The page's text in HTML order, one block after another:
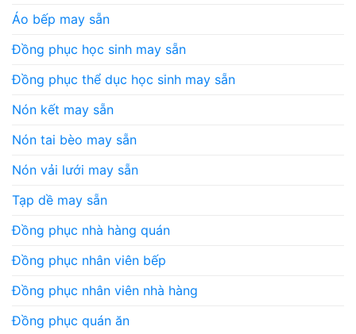
Áo bếp may sẵn
Đồng phục học sinh may sẵn
Đồng phục thể dục học sinh may sẵn
Nón kết may sẵn
Nón tai bèo may sẵn
Nón vải lưới may sẵn
Tạp dề may sẵn
Đồng phục nhà hàng quán
Đồng phục nhân viên bếp
Đồng phục nhân viên nhà hàng
Đồng phục quán ăn